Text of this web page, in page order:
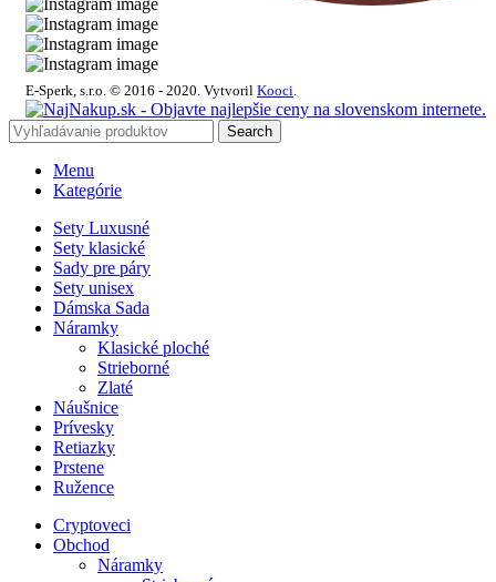
E-Sperk, s.r.o. © 2016 - 2020. Vytvoril Kooci.
Search
Menu
Kategórie
Sety Luxusné
Sety klasické
Sady pre páry
Sety unisex
Dámska Sada
Náramky
Klasické ploché
Strieborné
Zlaté
Náušnice
Prívesky
Retiazky
Prstene
Ružence
Cryptoveci
Obchod
Náramky